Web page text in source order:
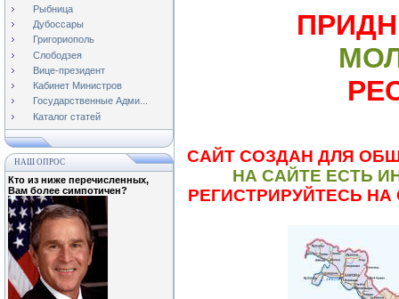
Рыбница
Дубоссары
Григориополь
Слободзея
Вице-президент
Кабинет Министров
Государственные Адми...
Каталог статей
НАШ ОПРОС
Кто из ниже перечисленных,
Вам более симпотичен?
САЙТ СОЗДАН ДЛЯ
НА САЙТЕ ЕСТЬ
РЕГИСТРИРУЙТЕСЬ